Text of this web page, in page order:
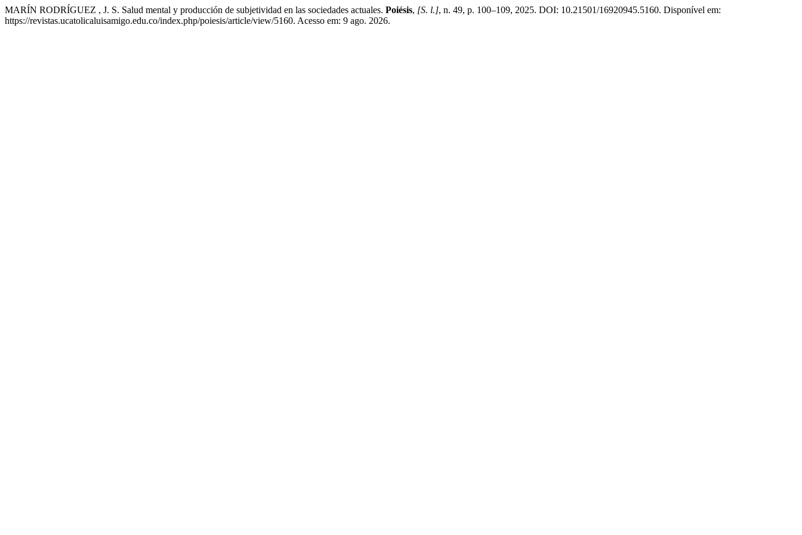
MARÍN RODRÍGUEZ , J. S. Salud mental y producción de subjetividad en las sociedades actuales. Poiésis, [S. l.], n. 49, p. 100–109, 2025. DOI: 10.21501/16920945.5160. Disponível em:
https://revistas.ucatolicaluisamigo.edu.co/index.php/poiesis/article/view/5160. Acesso em: 9 ago. 2026.